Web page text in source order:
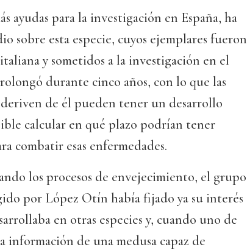
ayudas para la investigación en España, ha
sobre esta especie, cuyos ejemplares fueron
y sometidos a la investigación en el
durante cinco años, con lo que las
de él pueden tener un desarrollo
calcular en qué plazo podrían tener
combatir esas enfermedades.
los procesos de envejecimiento, el grupo
por López Otín había fijado ya su interés
en otras especies y, cuando uno de
de una medusa capaz de